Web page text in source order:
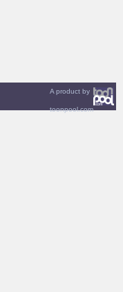
A product by
toonpool.com